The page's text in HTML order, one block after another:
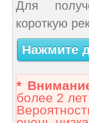
Для
короткую
Нажмите
*
более 2